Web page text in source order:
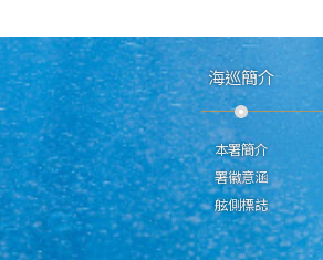
海巡簡介
本署簡介
署徽意涵
舷側標誌